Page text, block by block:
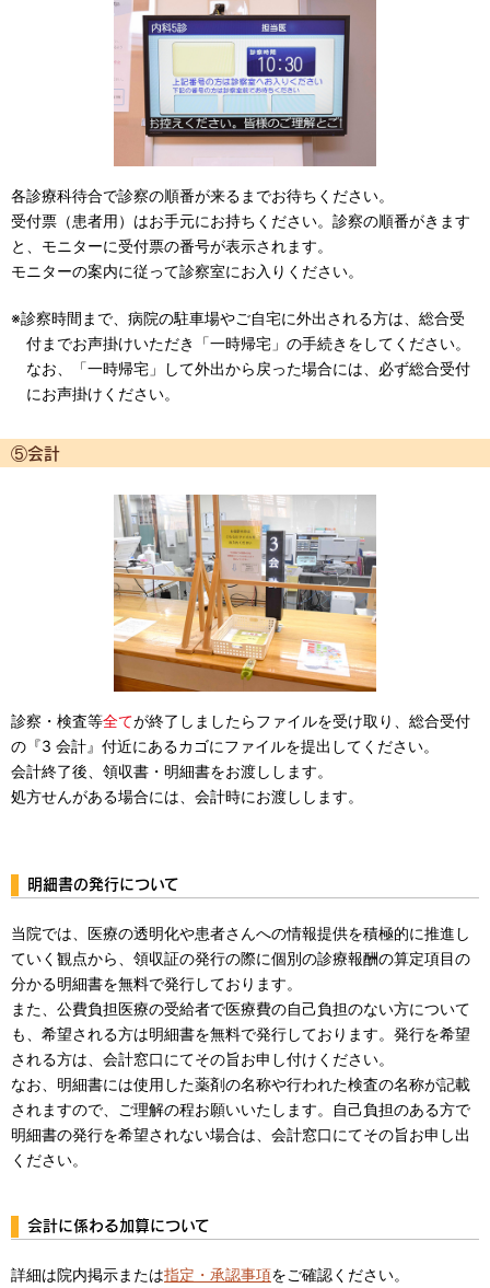
各診療科待合で診察の順番が来るまでお待ちください。
受付票（患者用）はお手元にお持ちください。診察の順番がきます
と、モニターに受付票の番号が表示されます。
モニターの案内に従って診察室にお入りください。
※診察時間まで、病院の駐車場やご自宅に外出される方は、総合受
付までお声掛けいただき「一時帰宅」の手続きをしてください。
なお、「一時帰宅」して外出から戻った場合には、必ず総合受付
にお声掛けください。
⑤会計
診察・検査等全てが終了しましたらファイルを受け取り、総合受付
の『3 会計』付近にあるカゴにファイルを提出してください。
会計終了後、領収書・明細書をお渡しします。
処方せんがある場合には、会計時にお渡しします。
明細書の発行について
当院では、医療の透明化や患者さんへの情報提供を積極的に推進し
ていく観点から、領収証の発行の際に個別の診療報酬の算定項目の
分かる明細書を無料で発行しております。
また、公費負担医療の受給者で医療費の自己負担のない方について
も、希望される方は明細書を無料で発行しております。発行を希望
される方は、会計窓口にてその旨お申し付けください。
なお、明細書には使用した薬剤の名称や行われた検査の名称が記載
されますので、ご理解の程お願いいたします。自己負担のある方で
明細書の発行を希望されない場合は、会計窓口にてその旨お申し出
ください。
会計に係わる加算について
詳細は院内掲示または指定・承認事項をご確認ください。